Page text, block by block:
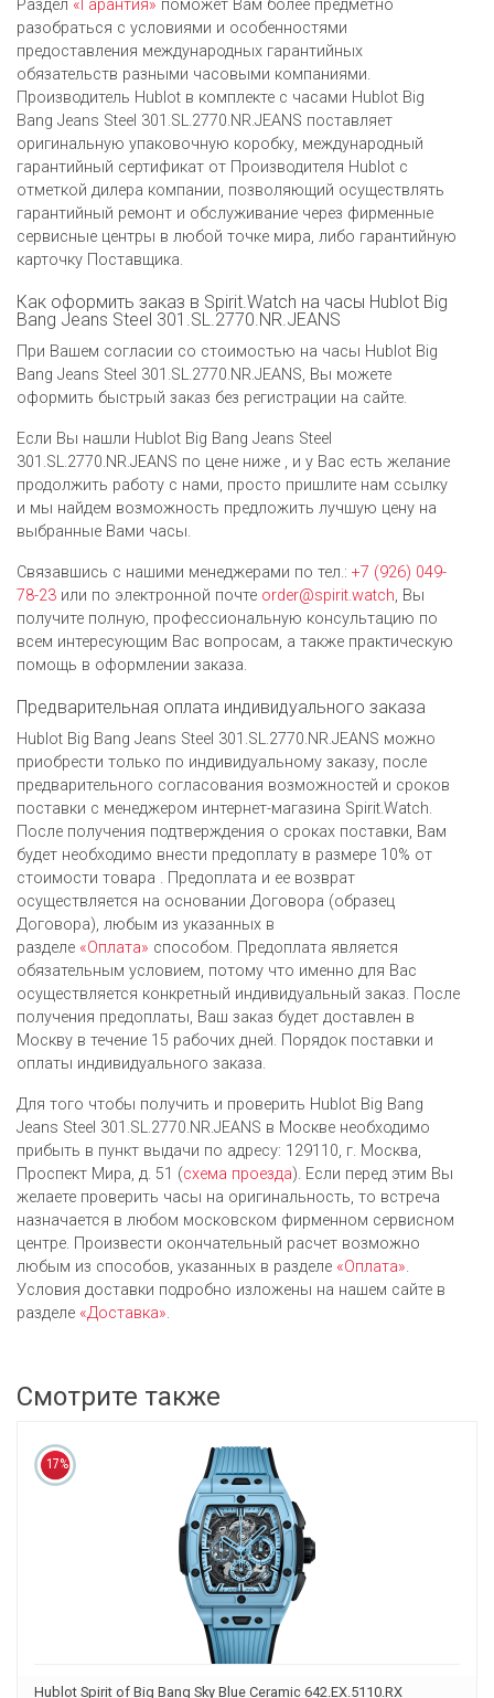
Раздел «Гарантия» поможет Вам более предметно
разобраться с условиями и особенностями
предоставления международных гарантийных
обязательств разными часовыми компаниями.
Производитель Hublot в комплекте с часами Hublot Big
Bang Jeans Steel 301.SL.2770.NR.JEANS поставляет
оригинальную упаковочную коробку, международный
гарантийный сертификат от Производителя Hublot c
отметкой дилера компании, позволяющий осуществлять
гарантийный ремонт и обслуживание через фирменные
сервисные центры в любой точке мира, либо гарантийную
карточку Поставщика.
Как оформить заказ в Spirit.Watch на часы Hublot Big
Bang Jeans Steel 301.SL.2770.NR.JEANS
При Вашем согласии со стоимостью на часы Hublot Big
Bang Jeans Steel 301.SL.2770.NR.JEANS, Вы можете
оформить быстрый заказ без регистрации на сайте.
Если Вы нашли Hublot Big Bang Jeans Steel
301.SL.2770.NR.JEANS по цене ниже , и у Вас есть желание
продолжить работу с нами, просто пришлите нам ссылку
и мы найдем возможность предложить лучшую цену на
выбранные Вами часы.
Связавшись с нашими менеджерами по тел.: +7 (926) 049-
78-23 или по электронной почте order@spirit.watch, Вы
получите полную, профессиональную консультацию по
всем интересующим Вас вопросам, а также практическую
помощь в оформлении заказа.
Предварительная оплата индивидуального заказа
Hublot Big Bang Jeans Steel 301.SL.2770.NR.JEANS можно
приобрести только по индивидуальному заказу, после
предварительного согласования возможностей и сроков
поставки с менеджером интернет-магазина Spirit.Watch.
После получения подтверждения о сроках поставки, Вам
будет необходимо внести предоплату в размере 10% от
стоимости товара . Предоплата и ее возврат
осуществляется на основании Договора (образец
Договора), любым из указанных в
разделе «Оплата» способом. Предоплата является
обязательным условием, потому что именно для Вас
осуществляется конкретный индивидуальный заказ. После
получения предоплаты, Ваш заказ будет доставлен в
Москву в течение 15 рабочих дней. Порядок поставки и
оплаты индивидуального заказа.
Для того чтобы получить и проверить Hublot Big Bang
Jeans Steel 301.SL.2770.NR.JEANS в Москве необходимо
прибыть в пункт выдачи по адресу: 129110, г. Москва,
Проспект Мира, д. 51 (схема проезда). Если перед этим Вы
желаете проверить часы на оригинальность, то встреча
назначается в любом московском фирменном сервисном
центре. Произвести окончательный расчет возможно
любым из cпособов, указанных в разделе «Оплата».
Условия доставки подробно изложены на нашем сайте в
разделе «Доставка».
Смотрите также
17%
Hublot Spirit of Big Bang Sky Blue Ceramic 642.EX.5110.RX